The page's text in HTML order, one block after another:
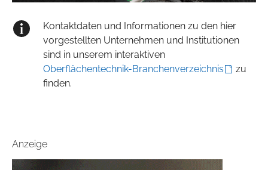
Kontaktdaten und Informationen zu den hier
vorgestellten Unternehmen und Institutionen
sind in unserem interaktiven
Oberflächentechnik-Branchenverzeichnis
zu
finden.
Anzeige